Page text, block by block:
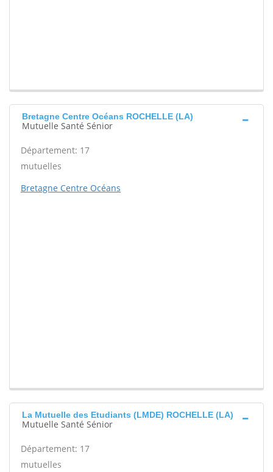
Bretagne Centre Océans ROCHELLE (LA)
Mutuelle Santé Sénior
Département: 17
mutuelles
Bretagne Centre Océans
La Mutuelle des Etudiants (LMDE) ROCHELLE (LA)
Mutuelle Santé Sénior
Département: 17
mutuelles